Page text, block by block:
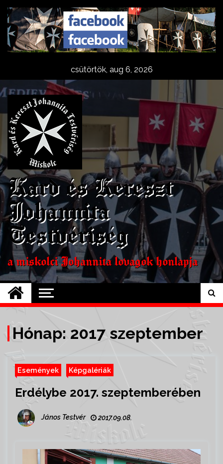
Skip
content
csütörtök, aug 6, 2026
Kard és Kereszt
Johannita
Testvériség
a miskolci Johannita lovagok honlapja
Hónap: 2017 szeptember
Események Képgalériák
Erdélybe 2017. szeptemberében
János Testvér 2017.09.08.